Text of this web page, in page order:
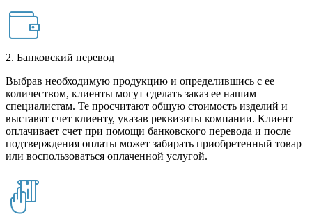
2. Банковский перевод
Выбрав необходимую продукцию и определившись с ее
количеством, клиенты могут сделать заказ ее нашим
специалистам. Те просчитают общую стоимость изделий и
выставят счет клиенту, указав реквизиты компании. Клиент
оплачивает счет при помощи банковского перевода и после
подтверждения оплаты может забирать приобретенный товар
или воспользоваться оплаченной услугой.